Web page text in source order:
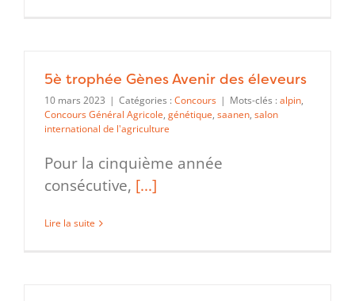
5è trophée Gènes Avenir des éleveurs
10 mars 2023 | Catégories : Concours | Mots-clés : alpin,
Concours Général Agricole, génétique, saanen, salon
international de l'agriculture
Pour la cinquième année
consécutive, [...]
Lire la suite